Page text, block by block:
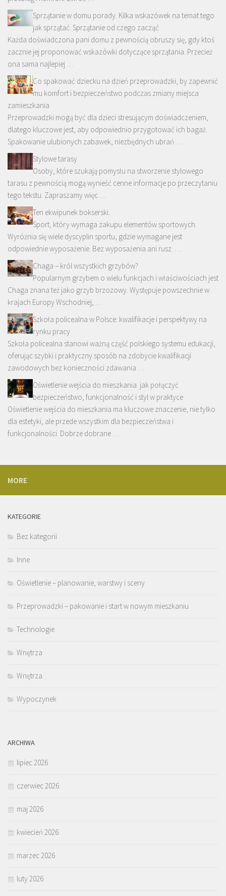
Sprzątanie w domu porady. Kilka wskazówek na temat tego
jak sprzątać. Sprzątanie od czego zacząć
Każda doświadczona pani domu z pewnością obruszy się, gdy ktoś
zacznie jej proponować wskazówki dotyczące sprzątania. Przecież
ona sama najlepiej …
Co spakować dziecku na dzień przeprowadzki, by zapewnić
mu komfort i bezpieczeństwo podczas zmiany miejsca
zamieszkania
Przeprowadzki mogą być dla dzieci stresującym doświadczeniem,
dlatego kluczowe jest, aby odpowiednio przygotować ich bagaż.
Spakowanie ulubionych zabawek, niezbędnych ubrań …
Stylowe tarasy
Osoby, które szukają pomysłu na stworzenie stylowego
tarasu z pewnością mogą wynieść cenne informacje po przeczytaniu
tego tekstu. Zapraszamy więc …
Ten ekwipunek bokserski.
Sport, który wymaga zakupu elementów sportowych.
Wyróżnia się wiele dyscyplin sportu, gdzie wymagane jest
odpowiednie wyposażenie. Bez wyposażenia ani rusz. …
Chaga – król wszystkich grzybów?
Popularnym grzybem o wielu funkcjach i właściwościach jest
Chaga znana też jako grzyb brzozowy. Występuje powszechnie w
krajach Europy Wschodniej, …
Szkoła policealna w Polsce: kwalifikacje i perspektywy na
rynku pracy
Szkoła policealna stanowi ważną część polskiego systemu edukacji,
oferując szybki i praktyczny sposób na zdobycie kwalifikacji
zawodowych bez konieczności zdawania …
Oświetlenie wejścia do mieszkania: jak połączyć
bezpieczeństwo, funkcjonalność i styl w praktyce
Oświetlenie wejścia do mieszkania ma kluczowe znaczenie, nie tylko
dla estetyki, ale przede wszystkim dla bezpieczeństwa i
funkcjonalności. Dobrze dobrane …
MORE
KATEGORIE
Bez kategorii
Inne
Oświetlenie – planowanie, warstwy i sceny
Przeprowadzki – pakowanie i start w nowym mieszkaniu
Technologie
Wnętrza
Wnętrza
Wypoczynek
ARCHIWA
lipiec 2026
czerwiec 2026
maj 2026
kwiecień 2026
marzec 2026
luty 2026